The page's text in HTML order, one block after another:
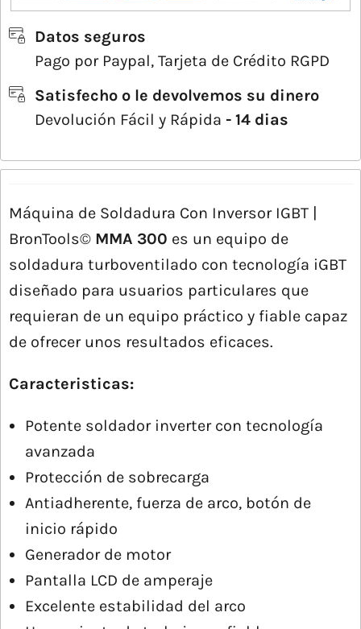
Datos seguros
Pago por Paypal, Tarjeta de Crédito RGPD
Satisfecho o le devolvemos su dinero
Devolución Fácil y Rápida - 14 dias
Máquina de Soldadura Con Inversor IGBT |
BronTools© MMA 300 es un equipo de
soldadura turboventilado con tecnología iGBT
diseñado para usuarios particulares que
requieran de un equipo práctico y fiable capaz
de ofrecer unos resultados eficaces.
Caracteristicas:
Potente soldador inverter con tecnología
avanzada
Protección de sobrecarga
Antiadherente, fuerza de arco, botón de
inicio rápido
Generador de motor
Pantalla LCD de amperaje
Excelente estabilidad del arco